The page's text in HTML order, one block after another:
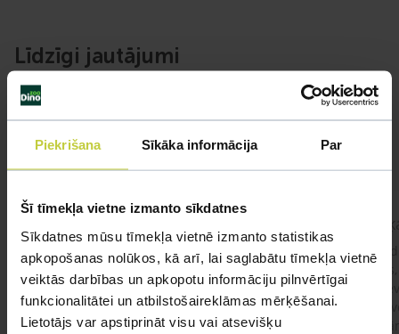
Piekrišana Sīkāka informācija Par
Šī tīmekļa vietne izmanto sīkdatnes
Sīkdatnes mūsu tīmekļa vietnē izmanto statistikas
apkopošanas nolūkos, kā arī, lai saglabātu tīmekļa vietnē
veiktās darbības un apkopotu informāciju pilnvērtīgai
funkcionalitātei un atbilstošaireklāmas mērķēšanai.
Lietotājs var apstiprināt visu vai atsevišķu
Līdzīgi jautājumi
Mūsu eksperti spēs atbildēt uz jebkuru Jūsu jautājumu
kaķis apēdis plēvi
Ja kaķim gadījies apēst plastiku ,ko ieklāj zem
garnelēm kārbiņās apakšā.Kādas sekas varētu
būt?Kā kaķis varētu reağēt...Ko darīt?